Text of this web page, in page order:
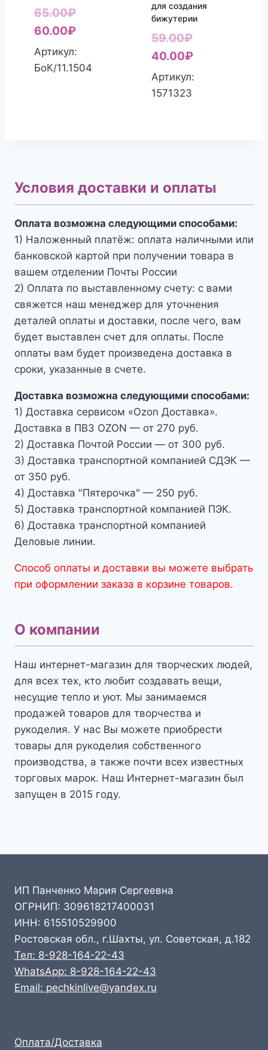
65.00₽Первоначальная
цена
составляла
65.00₽.
60.00₽Текущая
цена:
60.00₽.
Артикул:
БоК/11.1504
для создания
бижутерии
59.00₽
цена
составляла
40.00₽Текущая
цена:
Артикул:
1571323
Условия доставки и оплаты
Оплата возможна следующими способами:
1) Наложенный платёж: оплата наличными или
банковской картой при получении товара в
вашем отделении Почты России
2) Оплата по выставленному счету: с вами
свяжется наш менеджер для уточнения
деталей оплаты и доставки, после чего, вам
будет выставлен счет для оплаты. После
оплаты вам будет произведена доставка в
сроки, указанные в счете.
Доставка возможна следующими способами:
1) Доставка сервисом «Ozon Доставка».
Доставка в ПВЗ OZON — от 270 руб.
2) Доставка Почтой России — от 300 руб.
3) Доставка транспортной компанией СДЭК —
от 350 руб.
4) Доставка "Пятерочка" — 250 руб.
5) Доставка транспортной компанией ПЭК.
6) Доставка транспортной компанией
Деловые линии.
Способ оплаты и доставки вы можете выбрать
при оформлении заказа в корзине товаров.
О компании
Наш интернет-магазин для творческих людей,
для всех тех, кто любит создавать вещи,
несущие тепло и уют. Мы занимаемся
продажей товаров для творчества и
рукоделия. У нас Вы можете приобрести
товары для рукоделия собственного
производства, а также почти всех известных
торговых марок. Наш Интернет-магазин был
запущен в 2015 году.
ИП Панченко Мария Сергеевна
ОГРНИП: 309618217400031
ИНН: 615510529900
Ростовская обл., г.Шахты, ул. Советская, д.182
Тел: 8-928-164-22-43
WhatsApp: 8-928-164-22-43
Email: pechkinlive@yandex.ru
Оплата/Доставка